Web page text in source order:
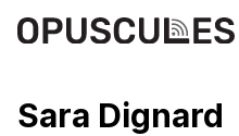
Sara Dignard